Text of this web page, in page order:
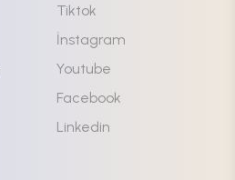
Tiktok
İnstagram
Youtube
Facebook
Linkedin